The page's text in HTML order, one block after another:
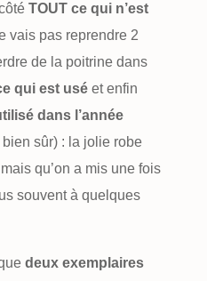
TOUT ce qui n’est
vais pas reprendre 2
de la poitrine dans
qui est uséet enfin
dans l’année
sûr) : la jolie robe
qu’on a mis une fois
souvent à quelques
deux exemplaires